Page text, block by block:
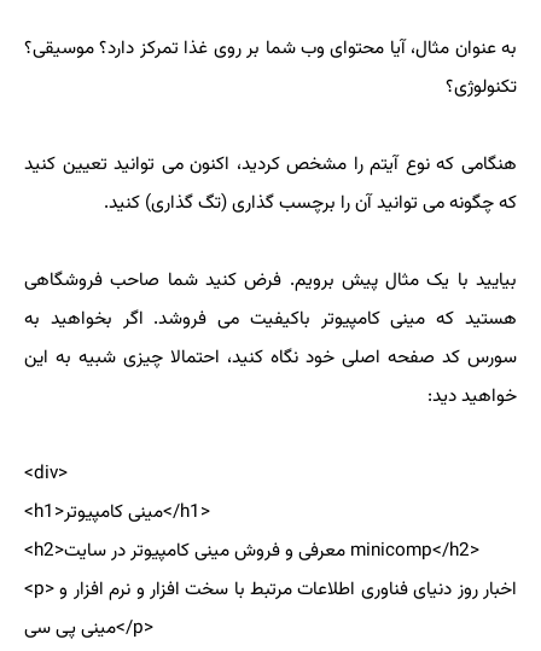
به عنوان مثال، آیا محتوای وب شما بر روی غذا تمرکز دارد؟ موسیقی؟
تکنولوژی؟
هنگامی که نوع آیتم را مشخص کردید، اکنون می توانید تعیین کنید
که چگونه می توانید آن را برچسب گذاری (تگ گذاری) کنید.
بیایید با یک مثال پیش برویم. فرض کنید شما صاحب فروشگاهی
هستید که مینی کامپیوتر باکیفیت می فروشد. اگر بخواهید به
سورس کد صفحه اصلی خود نگاه کنید، احتمالا چیزی شبیه به این
خواهید دید:
<div>
<h1>مینی کامپیوتر</h1>
<h2>معرفی و فروش مینی كامپیوتر در سایت minicomp</h2>
<p> اخبار روز دنیای فناوری اطلاعات مرتبط با سخت افزار و نرم افزار و
مینی پی سی</p>